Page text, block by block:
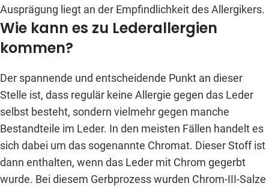
Ausprägung liegt an der Empfindlichkeit des Allergikers.
Wie kann es zu Lederallergien
kommen?
Der spannende und entscheidende Punkt an dieser
Stelle ist, dass regulär keine Allergie gegen das Leder
selbst besteht, sondern vielmehr gegen manche
Bestandteile im Leder. In den meisten Fällen handelt es
sich dabei um das sogenannte Chromat. Dieser Stoff ist
dann enthalten, wenn das Leder mit Chrom gegerbt
wurde. Bei diesem Gerbprozess wurden Chrom-III-Salze